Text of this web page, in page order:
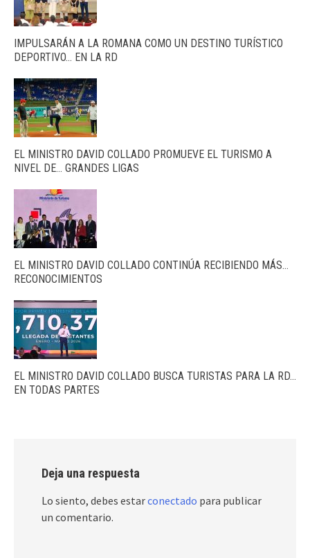
IMPULSARÁN A LA ROMANA COMO UN DESTINO TURÍSTICO
DEPORTIVO… EN LA RD
EL MINISTRO DAVID COLLADO PROMUEVE EL TURISMO A
NIVEL DE… GRANDES LIGAS
EL MINISTRO DAVID COLLADO CONTINÚA RECIBIENDO MÁS…
RECONOCIMIENTOS
EL MINISTRO DAVID COLLADO BUSCA TURISTAS PARA LA RD…
EN TODAS PARTES
Deja una respuesta
Lo siento, debes estarconectado para publicar
un comentario.